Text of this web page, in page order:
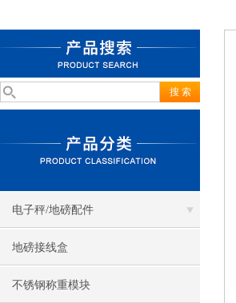
电子秤/地磅配件
地磅接线盒
不锈钢称重模块